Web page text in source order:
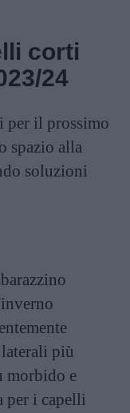
corti
24
per il prossimo
spazio alla
soluzioni
più
morbido e
per i capelli